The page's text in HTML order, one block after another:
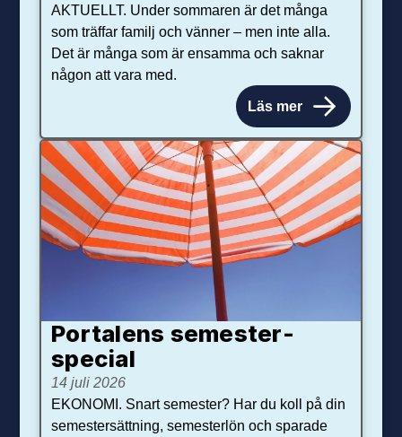
AKTUELLT. Under sommaren är det många
som träffar familj och vänner – men inte alla.
Det är många som är ensamma och saknar
någon att vara med.
Läs mer
Portalens semester­
special
14 juli 2026
EKONOMI. Snart semester? Har du koll på din
semestersättning, semesterlön och sparade